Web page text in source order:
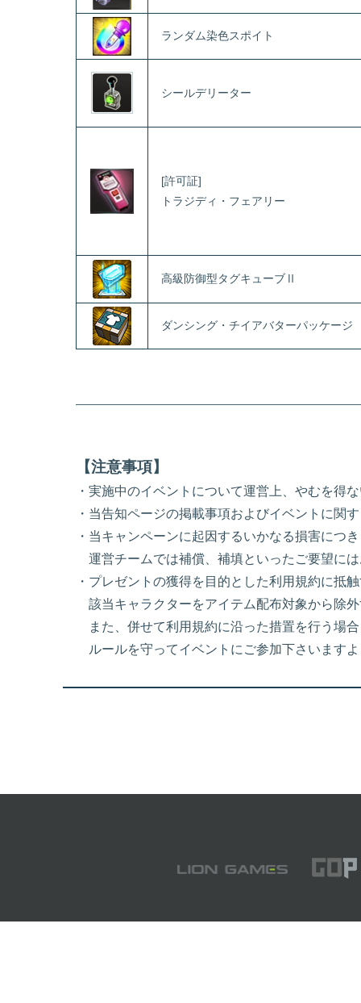
ランダム染色スポイト
シールデリーター
[許可証]
トラジディ・フェアリー
高級防御型タグキューブⅡ
ダンシング・チイアバターパッケージ
【注意事項】
・実施中のイベントについて運営上、やむを得
・当告知ページの掲載事項およびイベントに関
・当キャンペーンに起因するいかなる損害につ
運営チームでは補償、補填といったご要望に
・プレゼントの獲得を目的とした利用規約に抵
該当キャラクターをアイテム配布対象から除
また、併せて利用規約に沿った措置を行う場
ルールを守ってイベントにご参加下さいます